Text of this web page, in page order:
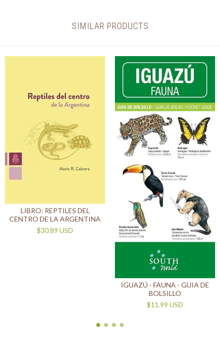
SIMILAR PRODUCTS
LIBRO: REPTILES DEL
CENTRO DE LA ARGENTINA
$30.89 USD
IGUAZÚ - FAUNA - GUIA DE
BOLSILLO
$11.99 USD